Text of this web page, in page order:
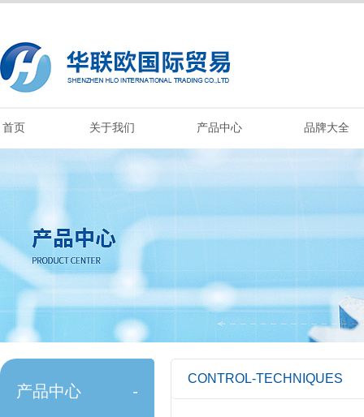
首页 关于我们 产品中心 品牌大全
产品中心 -
CONTROL-TECHNIQUES